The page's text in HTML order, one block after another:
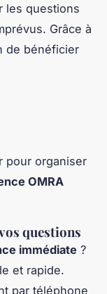
les questions
Grâce à
de bénéficier
pour organiser
OMRA
questions
immédiate ?
et rapide.
par téléphone